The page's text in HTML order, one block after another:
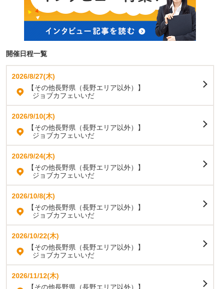
開催日程一覧
2026/8/27(木)
【その他長野県（長野エリア以外）】
ジョブカフェいいだ
2026/9/10(木)
【その他長野県（長野エリア以外）】
ジョブカフェいいだ
2026/9/24(木)
【その他長野県（長野エリア以外）】
ジョブカフェいいだ
2026/10/8(木)
【その他長野県（長野エリア以外）】
ジョブカフェいいだ
2026/10/22(木)
【その他長野県（長野エリア以外）】
ジョブカフェいいだ
2026/11/12(木)
【その他長野県（長野エリア以外）】